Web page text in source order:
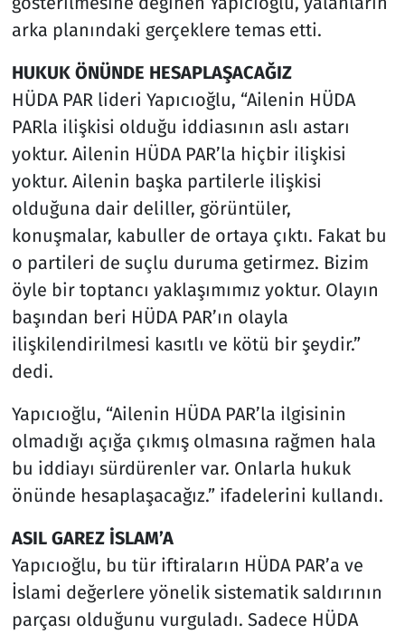
arka planındaki gerçeklere temas etti.
HUKUK ÖNÜNDE HESAPLAŞACAĞIZ
HÜDA PAR lideri Yapıcıoğlu, “Ailenin HÜDA
PARla ilişkisi olduğu iddiasının aslı astarı
yoktur. Ailenin HÜDA PAR’la hiçbir ilişkisi
yoktur. Ailenin başka partilerle ilişkisi
olduğuna dair deliller, görüntüler,
konuşmalar, kabuller de ortaya çıktı. Fakat bu
o partileri de suçlu duruma getirmez. Bizim
öyle bir toptancı yaklaşımımız yoktur. Olayın
başından beri HÜDA PAR’ın olayla
ilişkilendirilmesi kasıtlı ve kötü bir şeydir.”
dedi.
Yapıcıoğlu, “Ailenin HÜDA PAR’la ilgisinin
olmadığı açığa çıkmış olmasına rağmen hala
bu iddiayı sürdürenler var. Onlarla hukuk
önünde hesaplaşacağız.” ifadelerini kullandı.
ASIL GAREZ İSLAM’A
Yapıcıoğlu, bu tür iftiraların HÜDA PAR’a ve
İslami değerlere yönelik sistematik saldırının
parçası olduğunu vurguladı. Sadece HÜDA